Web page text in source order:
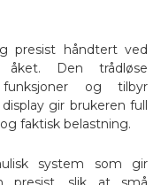
presist håndtert ved
Den trådløse
og tilbyr
gir brukeren full
faktisk belastning.
system som gir